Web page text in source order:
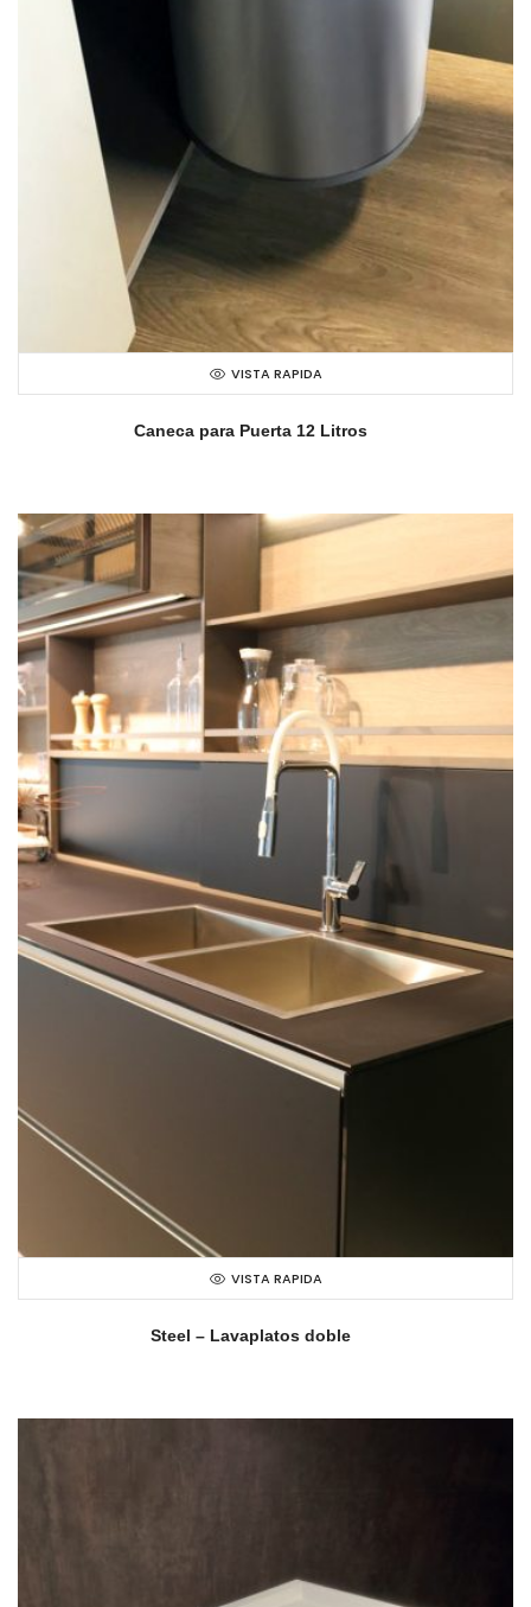
VISTA RAPIDA
Caneca para Puerta 12 Litros
VISTA RAPIDA
Steel – Lavaplatos doble